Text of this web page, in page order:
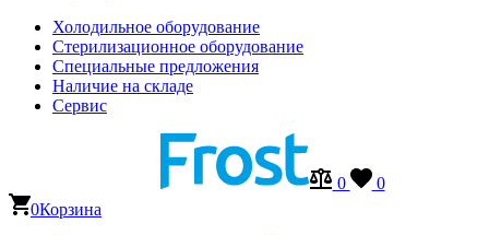
Холодильное оборудование
Стерилизационное оборудование
Специальные предложения
Наличие на складе
Сервис
0
0
0Корзина